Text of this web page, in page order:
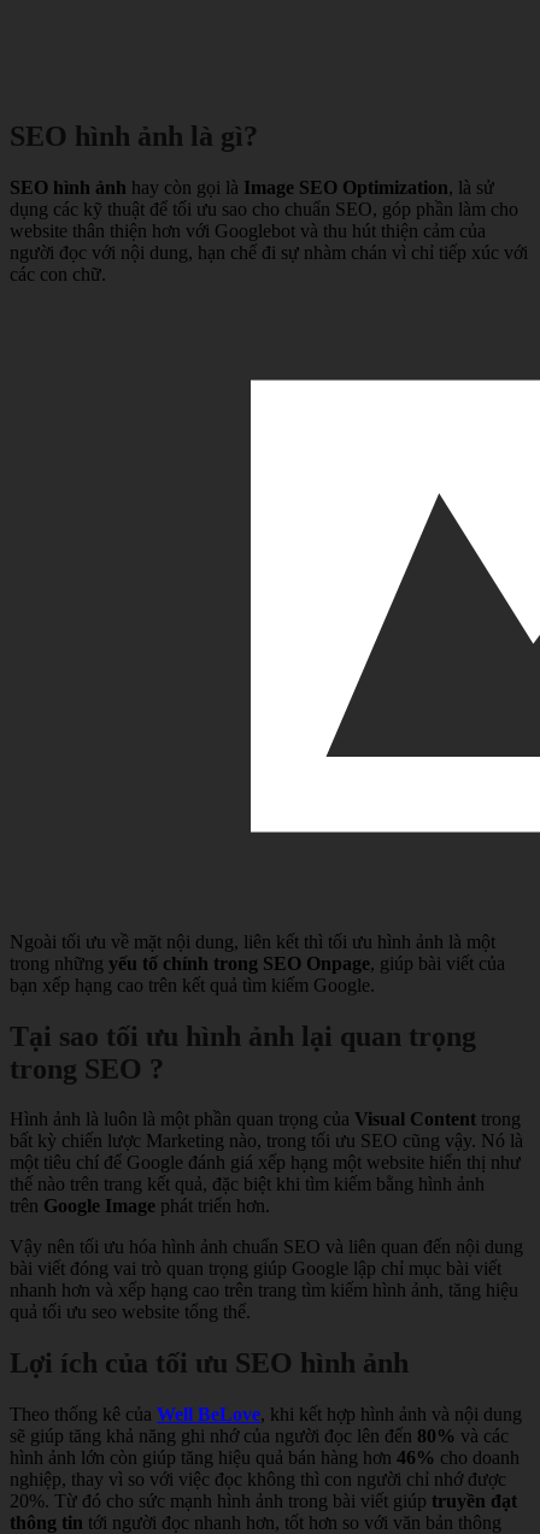
SEO hình ảnh là gì?
SEO hình ảnh hay còn gọi là Image SEO Optimization, là sử
dụng các kỹ thuật để tối ưu sao cho chuẩn SEO, góp phần làm cho
website thân thiện hơn với Googlebot và thu hút thiện cảm của
người đọc với nội dung, hạn chế đi sự nhàm chán vì chỉ tiếp xúc với
các con chữ.
Ngoài tối ưu về mặt nội dung, liên kết thì tối ưu hình ảnh là một
trong những yếu tố chính trong SEO Onpage, giúp bài viết của
bạn xếp hạng cao trên kết quả tìm kiếm Google.
Tại sao tối ưu hình ảnh lại quan trọng
trong SEO ?
Hình ảnh là luôn là một phần quan trọng của Visual Content trong
bất kỳ chiến lược Marketing nào, trong tối ưu SEO cũng vậy. Nó là
một tiêu chí để Google đánh giá xếp hạng một website hiển thị như
thế nào trên trang kết quả, đặc biệt khi tìm kiếm bằng hình ảnh
trên Google Image phát triển hơn.
Vậy nên tối ưu hóa hình ảnh chuẩn SEO và liên quan đến nội dung
bài viết đóng vai trò quan trọng giúp Google lập chỉ mục bài viết
nhanh hơn và xếp hạng cao trên trang tìm kiếm hình ảnh, tăng hiệu
quả tối ưu seo website tổng thể.
Lợi ích của tối ưu SEO hình ảnh
Theo thống kê của Well BeLove, khi kết hợp hình ảnh và nội dung
sẽ giúp tăng khả năng ghi nhớ của người đọc lên đến 80% và các
hình ảnh lớn còn giúp tăng hiệu quả bán hàng hơn 46% cho doanh
nghiệp, thay vì so với việc đọc không thì con người chỉ nhớ được
20%. Từ đó cho sức mạnh hình ảnh trong bài viết giúp truyền đạt
thông tin tới người đọc nhanh hơn, tốt hơn so với văn bản thông